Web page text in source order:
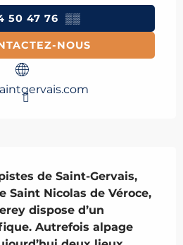
50 47 76 ▒▒
NOUS
de Saint-Gervais,
Saint Nicolas de Véroce,
dispose d’un
Autrefois alpage